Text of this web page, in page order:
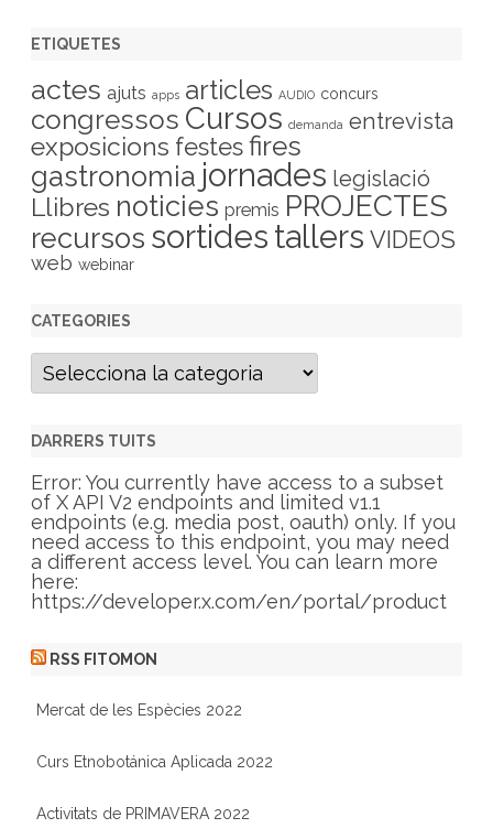
ETIQUETES
actes ajuts apps articles AUDIO concurs
congressos Cursos demanda entrevista
exposicions festesfires
gastronomia jornades legislació
Llibres noticies premis PROJECTES
recursos sortides tallers VIDEOS
web webinar
CATEGORIES
C
t
g
r
i
e
s
DARRERS TUITS
Error: You currently have access to a subset
of X API V2 endpoints and limited v1.1
endpoints (e.g. media post, oauth) only. If you
need access to this endpoint, you may need
a different access level. You can learn more
here:
https://developer.x.com/en/portal/product
RSS FITOMON
Mercat de les Espècies 2022
Curs Etnobotánica Aplicada 2022
Activitats de PRIMAVERA 2022